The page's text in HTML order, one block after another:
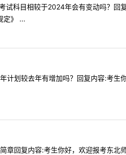
科目相较于2024年会有变动吗？回
定》 ...
划较去年有增加吗？回复内容:考生
回复内容:考生你好，欢迎报考东北